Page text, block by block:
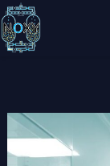
Главная
Оборудование